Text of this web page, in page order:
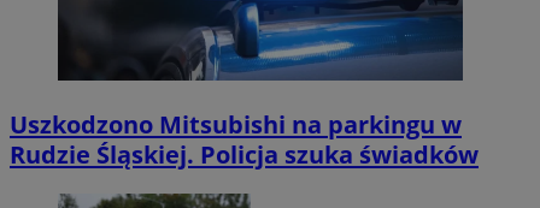
Uszkodzono Mitsubishi na parkingu w
Rudzie Śląskiej. Policja szuka świadków